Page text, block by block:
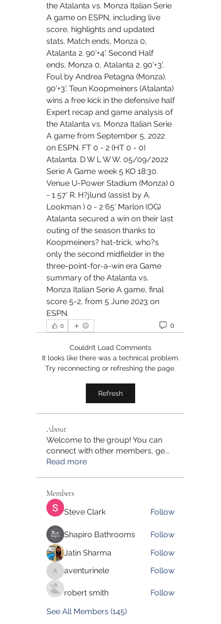
the Atalanta vs. Monza Italian Serie
A game on ESPN, including live
score, highlights and updated
stats. Match ends, Monza 0,
Atalanta 2. 90'+4'. Second Half
ends, Monza 0, Atalanta 2. 90'+3'.
Foul by Andrea Petagna (Monza).
90'+3'. Teun Koopmeiners (Atalanta)
wins a free kick in the defensive half
Expert recap and game analysis of
the Atalanta vs. Monza Italian Serie
A game from September 5, 2022
on ESPN. FT 0 - 2 (HT 0 - 0)
Atalanta. D W L W W. 05/09/2022
Serie A Game week 5 KO 18:30.
Venue U-Power Stadium (Monza) 0
- 1 57' R. H?jlund (assist by A.
Lookman ) 0 - 2 65' Marlon (OG)
Atalanta secured a win on their last
outing of the season thanks to
Koopmeiners? hat-trick, who?s
only the second midfielder in the
three-point-for-a-win era Game
summary of the Atalanta vs.
Monza Italian Serie A game, final
score 5-2, from 5 June 2023 on
ESPN.
0 0
Couldn’t Load Comments
It looks like there was a technical problem.
Try reconnecting or refreshing the page.
Refresh
About
Welcome to the group! You can
connect with other members, ge...
Read more
Members
Steve Clark Follow
Shapiro Bathrooms
Follow
Jatin Sharma
Follow
aventurinele
aventurinele Follow
robert smith
Follow
See All Members (145)